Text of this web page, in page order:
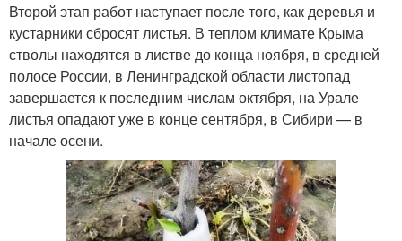
Второй этап работ наступает после того, как деревья и
кустарники сбросят листья. В теплом климате Крыма
стволы находятся в листве до конца ноября, в средней
полосе России, в Ленинградской области листопад
завершается к последним числам октября, на Урале
листья опадают уже в конце сентября, в Сибири — в
начале осени.